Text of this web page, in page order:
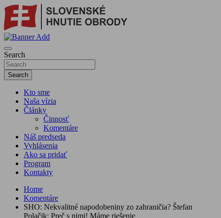
Skip
to
content
SLOVENSKÉ HNUTIE OBRODY
Search
Search
Kto sme
Naša vízia
Články
Činnosť
Komentáre
Náš predseda
Vyhlásenia
Ako sa pridať
Program
Kontakty
Home
Komentáre
SHO: Nekvalitné napodobeniny zo zahraničia? Štefan
Polačik: Preč s nimi! Máme riešenie